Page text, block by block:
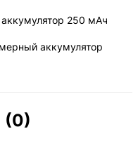
250 мАч
аккумулятор
(0)